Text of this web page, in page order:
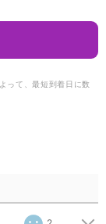
って、最短到着日に数